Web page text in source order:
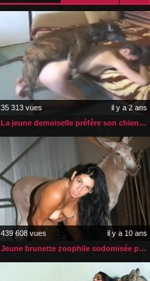
35 313 vues
il y a 2 ans
La jeune demoiselle préfère son chien à la masturbation
439 608 vues
il y a 10 ans
Jeune brunette zoophile sodomisée par son âne